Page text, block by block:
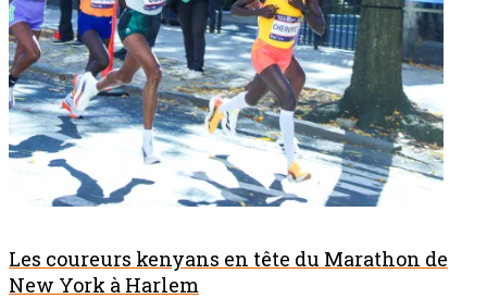
Les coureurs kenyans en tête du Marathon de
New York à Harlem